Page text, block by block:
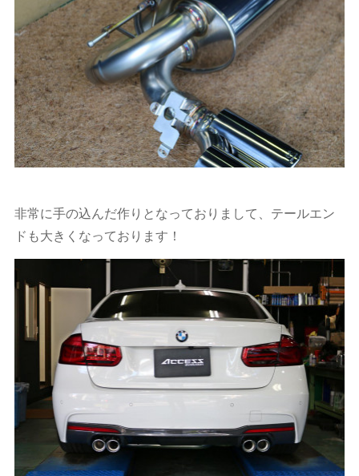
非常に手の込んだ作りとなっておりまして、テールエン
ドも大きくなっております！